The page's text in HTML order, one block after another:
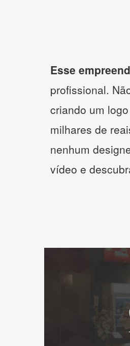
Esse
profissional.
criando um
milhares de
nenhum
vídeo e